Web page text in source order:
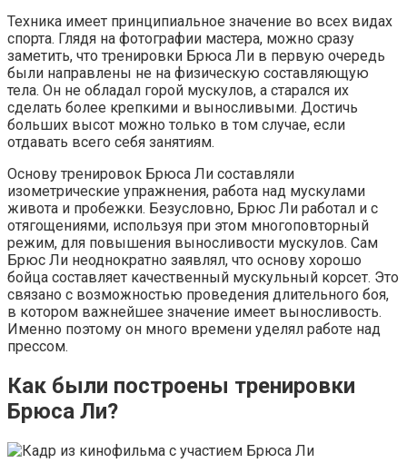
Техника имеет принципиальное значение во всех видах
спорта. Глядя на фотографии мастера, можно сразу
заметить, что тренировки Брюса Ли в первую очередь
были направлены не на физическую составляющую
тела. Он не обладал горой мускулов, а старался их
сделать более крепкими и выносливыми. Достичь
больших высот можно только в том случае, если
отдавать всего себя занятиям.
Основу тренировок Брюса Ли составляли
изометрические упражнения, работа над мускулами
живота и пробежки. Безусловно, Брюс Ли работал и с
отягощениями, используя при этом многоповторный
режим, для повышения выносливости мускулов. Сам
Брюс Ли неоднократно заявлял, что основу хорошо
бойца составляет качественный мускульный корсет. Это
связано с возможностью проведения длительного боя,
в котором важнейшее значение имеет выносливость.
Именно поэтому он много времени уделял работе над
прессом.
Как были построены тренировки
Брюса Ли?